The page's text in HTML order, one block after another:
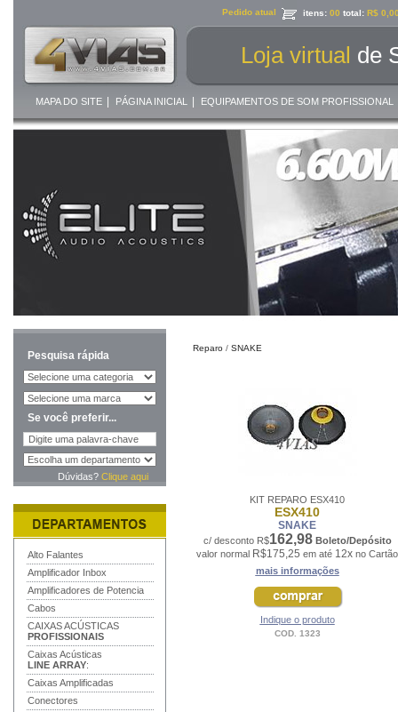
Pedido atual itens: 00 total: R$
Loja virtual de
MAPA DO SITE| PÁGINA INICIAL | EQUIPAMENTOS DE SOM PROFISSIONAL
Pesquisa rápida
Se você preferir...
Dúvidas? Clique aqui
Alto Falantes
Amplificador Inbox
Amplificadores de Potencia
Cabos
CAIXAS ACÚSTICAS
PROFISSIONAIS
Caixas Acústicas
LINE ARRAY:
Caixas Amplificadas
Conectores
Reparo / SNAKE
KIT REPARO ESX410
ESX410
SNAKE
c/ desconto R$162,98 Boleto/Depósito
valor normal R$175,25 em até 12x no Cartão
mais informações
Indique o produto
COD. 1323